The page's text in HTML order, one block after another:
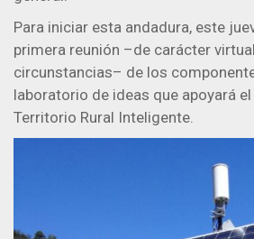
Para iniciar esta andadura, este
primera reunión –de carácter
circunstancias– de los
laboratorio de ideas que apoyará
Territorio Rural Inteligente.